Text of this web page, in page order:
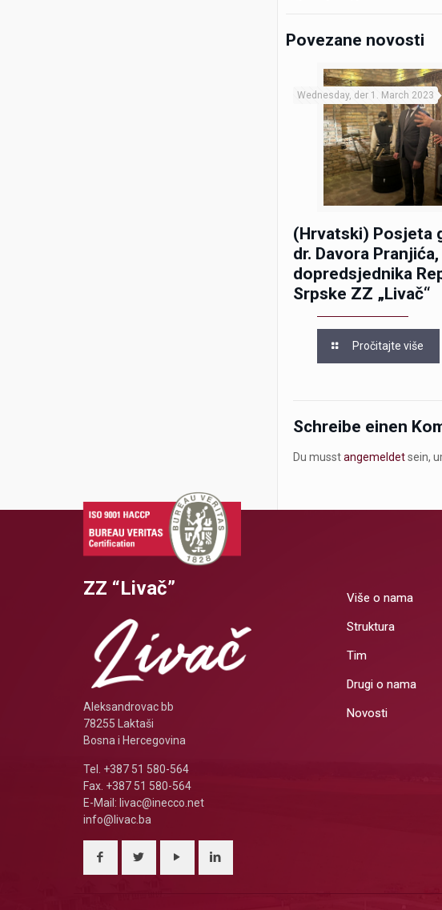
Povezane novosti
Wednesday, der 1. March 2023
(Hrvatski) Posjeta
dr. Davora Pranjića,
dopredsjednika
Srpske ZZ „Livač“
Pročitajte više
Schreibe einen
Du musstangemeldetsein,
ZZ “Livač”
Aleksandrovac bb
78255 Laktaši
Bosna i Hercegovina
Tel. +387 51 580-564
Fax. +387 51 580-564
E-Mail: livac@inecco.net
info@livac.ba
Više o nama
Struktura
Tim
Drugi o nama
Novosti